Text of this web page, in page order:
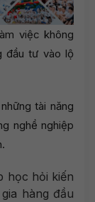
việc không
đầu tư vào lộ
tài năng
nghề nghiệp
học hỏi kiến
hàng đầu